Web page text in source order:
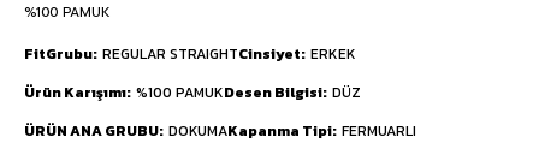
%100 PAMUK
FitGrubu REGULAR STRAIGHTCinsiyet ERKEK
Ürün Karışımı %100 PAMUKDesen Bilgisi DÜZ
ÜRÜN ANA GRUBU DOKUMAKapanma Tipi FERMUARLI